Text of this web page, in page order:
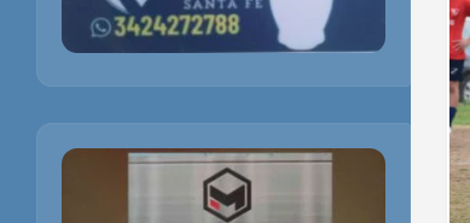
PRIMERA
INTERNACIONAL